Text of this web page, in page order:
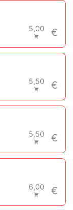
5,00 €
5,50 €
5,50 €
6,00 €